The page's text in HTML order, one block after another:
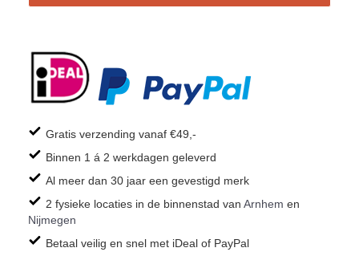
Gratis verzending vanaf €49,-
Binnen 1 á 2 werkdagen geleverd
Al meer dan 30 jaar een gevestigd merk
2 fysieke locaties in de binnenstad van Arnhem en
Nijmegen
Betaal veilig en snel met iDeal of PayPal